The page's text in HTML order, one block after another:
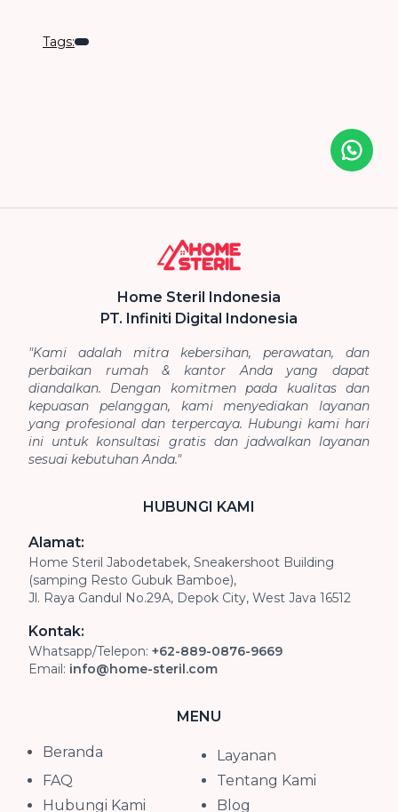
Tags:
Icon
Home Steril Indonesia
PT. Infiniti Digital Indonesia
"Kami adalah mitra kebersihan, perawatan, dan
perbaikan rumah & kantor Anda yang dapat
diandalkan. Dengan komitmen pada kualitas dan
kepuasan pelanggan, kami menyediakan layanan
yang profesional dan terpercaya. Hubungi kami hari
ini untuk konsultasi gratis dan jadwalkan layanan
sesuai kebutuhan Anda."
HUBUNGI KAMI
Alamat:
Home Steril Jabodetabek, Sneakershoot Building
(samping Resto Gubuk Bamboe),
Jl. Raya Gandul No.29A, Depok City, West Java 16512
Kontak:
Whatsapp/Telepon: +62-889-0876-9669
Email: info@home-steril.com
MENU
Beranda
Layanan
FAQ
Tentang Kami
Hubungi Kami
Blog